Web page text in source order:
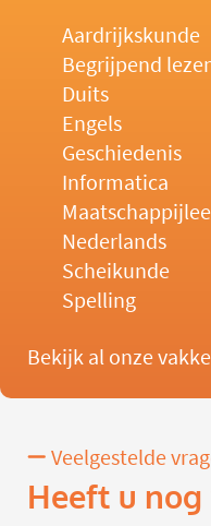
Aardrijkskunde
Begrijpend
Duits
Engels
Geschiedenis
Informatica
Nederlands
Scheikunde
Spelling
Bekijk al onze
Veelgestelde
Heeft u nog